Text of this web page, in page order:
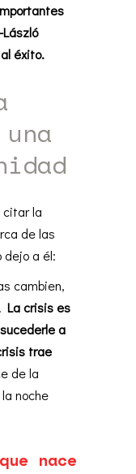
éxito.
citar la
de las
dejo a él:
cambien,
La crisis es
a
trae
de la
noche
nace